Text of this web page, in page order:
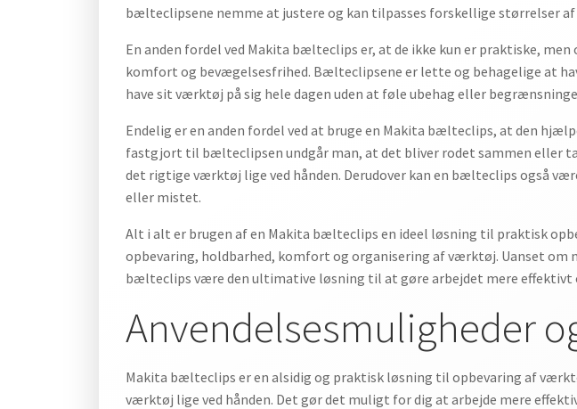
bælteclipsene nemme at justere og kan tilpasses forskellige størrelser
En anden fordel ved Makita bælteclips er, at de ikke kun er praktiske,
komfort og bevægelsesfrihed. Bælteclipsene er lette og behagelige at
have sit værktøj på sig hele dagen uden at føle ubehag eller
Endelig er en anden fordel ved at bruge en Makita bælteclips, at den
fastgjort til bælteclipsen undgår man, at det bliver rodet sammen eller
det rigtige værktøj lige ved hånden. Derudover kan en bælteclips også
eller mistet.
Alt i alt er brugen af en Makita bælteclips en ideel løsning til praktisk
opbevaring, holdbarhed, komfort og organisering af værktøj. Uanset
bælteclips være den ultimative løsning til at gøre arbejdet mere effektivt
Anvendelsesmuligheder
Makita bælteclips er en alsidig og praktisk løsning til opbevaring af
værktøj lige ved hånden. Det gør det muligt for dig at arbejde mere